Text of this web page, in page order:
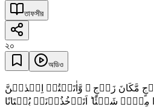
তাফসীর
২০
অডিও
مَّکَانَ زَوۡجٍ ۙ وَّاٰتَیۡتُمۡ اِحۡدٰہُنَّ
مِنۡہُ شَیۡئًا ؕ اَتَاۡخُذُوۡنَہٗ بُہۡتَانًا